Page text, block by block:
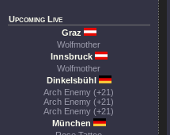
Upcoming Live
Graz
Wolfmother
Innsbruck
Wolfmother
Dinkelsbühl
Arch Enemy (+21)
Arch Enemy (+21)
Arch Enemy (+21)
München